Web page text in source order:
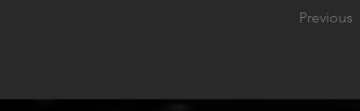
Previous